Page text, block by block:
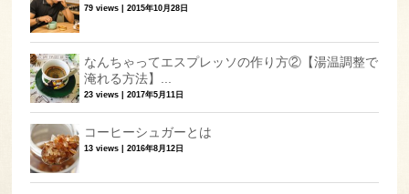
79 views |2015年10月28日
なんちゃってエスプレッソの作り方②【湯温調整で
淹れる方法】...
23 views |2017年5月11日
コーヒーシュガーとは
13 views |2016年8月12日